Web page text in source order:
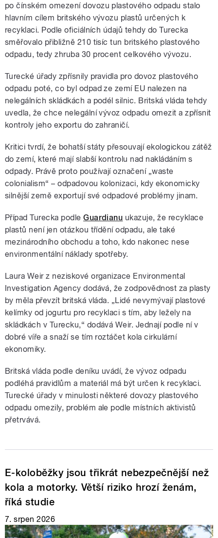
po čínském omezení dovozu plastového odpadu stalo
hlavním cílem britského vývozu plastů určených k
recyklaci. Podle oficiálních údajů tehdy do Turecka
směřovalo přibližně 210 tisíc tun britského plastového
odpadu, tedy zhruba 30 procent celkového vývozu.
Turecké úřady zpřísnily pravidla pro dovoz plastového
odpadu poté, co byl odpad ze zemí EU nalezen na
nelegálních skládkách a podél silnic. Britská vláda tehdy
uvedla, že chce nelegální vývoz odpadu omezit a zpřísnit
kontroly jeho exportu do zahraničí.
Kritici tvrdí, že bohatší státy přesouvají ekologickou zátěž
do zemí, které mají slabší kontrolu nad nakládáním s
odpady. Právě proto používají označení „waste
colonialism“ – odpadovou kolonizaci, kdy ekonomicky
silnější země exportují své odpadové problémy jinam.
Případ Turecka podleGuardianu ukazuje, že recyklace
plastů není jen otázkou třídění odpadu, ale také
mezinárodního obchodu a toho, kdo nakonec nese
environmentální náklady spotřeby.
Laura Weir z neziskové organizace Environmental
Investigation Agency dodává, že zodpovědnost za plasty
by měla převzít britská vláda. „Lidé nevymývají plastové
kelímky od jogurtu pro recyklaci s tím, aby ležely na
skládkách v Turecku,“ dodává Weir. Jednají podle ní v
dobré víře a snaží se tím roztáčet kola cirkulární
ekonomiky.
Britská vláda podle deníku uvádí, že vývoz odpadu
podléhá pravidlům a materiál má být určen k recyklaci.
Turecké úřady v minulosti některé dovozy plastového
odpadu omezily, problém ale podle místních aktivistů
přetrvává.
E-koloběžky jsou třikrát nebezpečnější než
kola a motorky. Větší riziko hrozí ženám,
říká studie
7. srpen 2026